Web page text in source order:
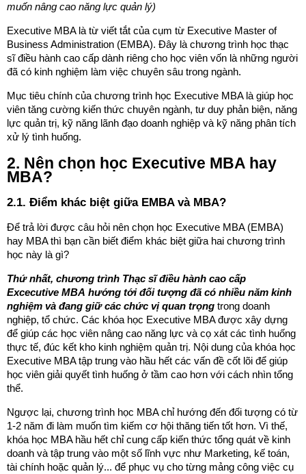
muốn nâng cao năng lực quản lý)
Executive MBA là từ viết tắt của cụm từ Executive Master of
Business Administration (EMBA). Đây là chương trình học thạc
sĩ điều hành cao cấp dành riêng cho học viên vốn là những người
đã có kinh nghiệm làm việc chuyên sâu trong ngành.
Mục tiêu chính của chương trình học Executive MBA là giúp học
viên tăng cường kiến thức chuyên ngành, tư duy phản biện, năng
lực quản trị, kỹ năng lãnh đạo doanh nghiệp và kỹ năng phân tích
xử lý tình huống.
2. Nên chọn học Executive MBA hay
MBA?
2.1. Điểm khác biệt giữa EMBA và MBA?
Để trả lời được câu hỏi nên chọn học Executive MBA (EMBA)
hay MBA thì bạn cần biết điểm khác biệt giữa hai chương trình
học này là gì?
Thứ nhất, chương trình Thạc sĩ điều hành cao cấp
Excecutive MBA hướng tới đối tượng đã có nhiều năm kinh
nghiệm và đang giữ các chức vị quan trọng trong doanh
nghiệp, tổ chức. Các khóa học Executive MBA được xây dựng
để giúp các học viên nâng cao năng lực và cọ xát các tình huống
thực tế, đúc kết kho kinh nghiệm quản trị. Nội dung của khóa học
Executive MBA tập trung vào hầu hết các vấn đề cốt lõi để giúp
học viên giải quyết tình huống ở tầm cao hơn với cách nhìn tổng
thể.
Ngược lại, chương trình học MBA chỉ hướng đến đối tượng có từ
1-2 năm đi làm muốn tìm kiếm cơ hội thăng tiến tốt hơn. Vì thế,
khóa học MBA hầu hết chỉ cung cấp kiến thức tổng quát về kinh
doanh và tập trung vào một số lĩnh vực như Marketing, kế toán,
tài chính hoặc quản lý... để phục vụ cho từng mảng công việc cụ